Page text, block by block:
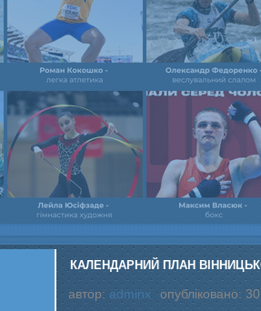
КАЛЕНДАРНИЙ ПЛАН
автор: adminx опубліковано: